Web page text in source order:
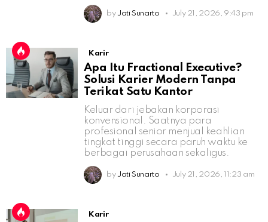
by Jati Sunarto July 21, 2026, 9:43 pm
Karir
Apa Itu Fractional Executive?
Solusi Karier Modern Tanpa
Terikat Satu Kantor
Keluar dari jebakan korporasi
konvensional. Saatnya para
profesional senior menjual keahlian
tingkat tinggi secara paruh waktu ke
berbagai perusahaan sekaligus.
by Jati Sunarto July 21, 2026, 11:23 am
Karir